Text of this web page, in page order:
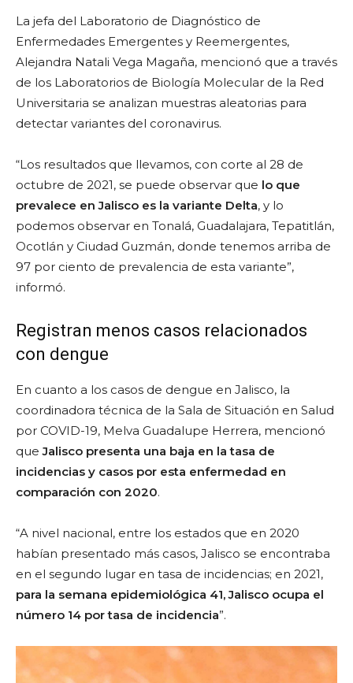
La jefa del Laboratorio de Diagnóstico de
Enfermedades Emergentes y Reemergentes,
Alejandra Natali Vega Magaña, mencionó que a través
de los Laboratorios de Biología Molecular de la Red
Universitaria se analizan muestras aleatorias para
detectar variantes del coronavirus.
“Los resultados que llevamos, con corte al 28 de
octubre de 2021, se puede observar que lo que
prevalece en Jalisco es la variante Delta, y lo
podemos observar en Tonalá, Guadalajara, Tepatitlán,
Ocotlán y Ciudad Guzmán, donde tenemos arriba de
97 por ciento de prevalencia de esta variante”,
informó.
Registran menos casos relacionados
con dengue
En cuanto a los casos de dengue en Jalisco, la
coordinadora técnica de la Sala de Situación en Salud
por COVID-19, Melva Guadalupe Herrera, mencionó
queJalisco presenta una baja en la tasa de
incidencias y casos por esta enfermedad en
comparación con 2020.
“A nivel nacional, entre los estados que en 2020
habían presentado más casos, Jalisco se encontraba
en el segundo lugar en tasa de incidencias; en 2021,
para la semana epidemiológica 41, Jalisco ocupa el
número 14 por tasa de incidencia”.